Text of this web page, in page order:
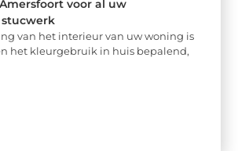
voor al uw
stucwerk
van het interieur van uw woning is
het kleurgebruik in huis bepalend,